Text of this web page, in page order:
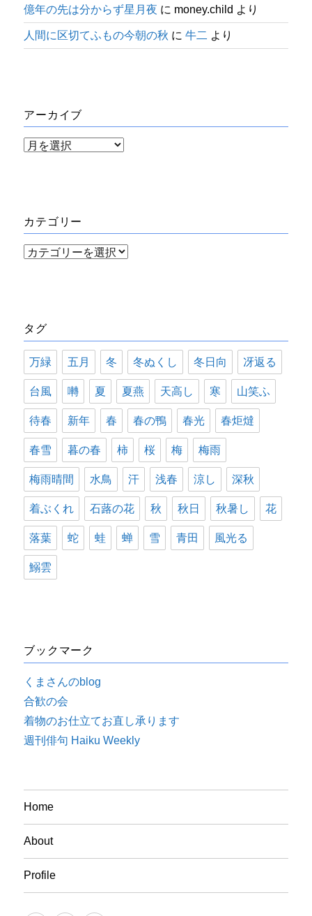
億年の先は分からず星月夜 に money.child より
人間に区切てふもの今朝の秋 に牛二 より
アーカイブ
ア
ブ
カテゴリー
カ
ー
タグ
万緑 五月 冬 冬ぬくし 冬日向 冴返る
台風 囀 夏 夏燕 天高し 寒 山笑ふ
待春 新年 春 春の鴨 春光 春炬燵
春雪 暮の春 柿 桜 梅 梅雨
梅雨晴間 水鳥 汗 浅春 涼し 深秋
着ぶくれ 石蕗の花 秋 秋日 秋暑し 花
落葉 蛇 蛙 蝉 雪 青田 風光る
鰯雲
ブックマーク
くまさんのblog
合歓の会
着物のお仕立てお直し承ります
週刊俳句 Haiku Weekly
Home
About
Profile